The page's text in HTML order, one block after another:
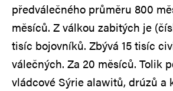
předválečného průměru 800
měsíců. Z válkou zabitých je
tisíc bojovníků. Zbývá 15 tisíc
válečných. Za 20 měsíců. Tolik
vládcové Sýrie alawitů, drúzů a